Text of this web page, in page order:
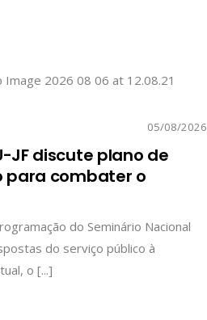
05/08/2026
JF discute plano de
para combater o
do Seminário Nacional
do serviço público à
o [...]